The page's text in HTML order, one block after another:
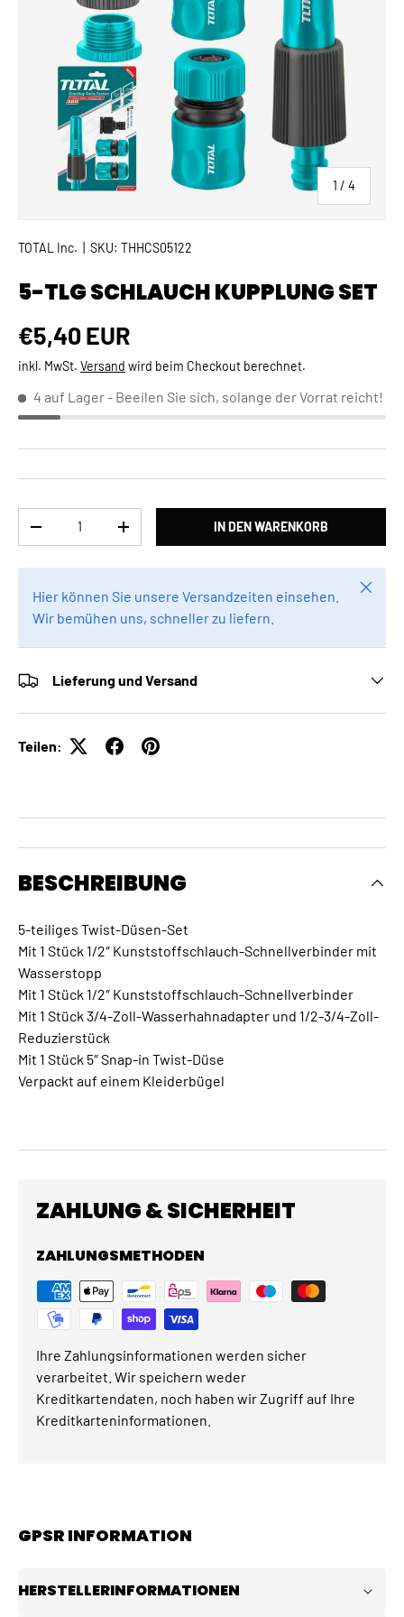
1 / von
4
TOTAL Inc. SKU: THHCS05122
5-TLG SCHLAUCH KUPPLUNG SET
Normaler Preis
€5,40 EUR
inkl. MwSt. Versand wird beim Checkout berechnet.
4 auf Lager- Beeilen Sie sich, solange der Vorrat reicht!
MENGE VERRINGERNMENGE ERHÖHENIN DEN WARENKORB
Hier können Sie unsere Versandzeiten einsehen.
Wir bemühen uns, schneller zu liefern.
Lieferung und Versand
Teilen:
BESCHREIBUNG
5-teiliges Twist-Düsen-Set
Mit 1 Stück 1/2″ Kunststoffschlauch-Schnellverbinder mit
Wasserstopp
Mit 1 Stück 1/2″ Kunststoffschlauch-Schnellverbinder
Mit 1 Stück 3/4-Zoll-Wasserhahnadapter und 1/2-3/4-Zoll-
Reduzierstück
Mit 1 Stück 5″ Snap-in Twist-Düse
Verpackt auf einem Kleiderbügel
ZAHLUNG & SICHERHEIT
ZAHLUNGSMETHODEN
Ihre Zahlungsinformationen werden sicher
verarbeitet. Wir speichern weder
Kreditkartendaten, noch haben wir Zugriff auf Ihre
Kreditkarteninformationen.
GPSR INFORMATION
HERSTELLERINFORMATIONEN